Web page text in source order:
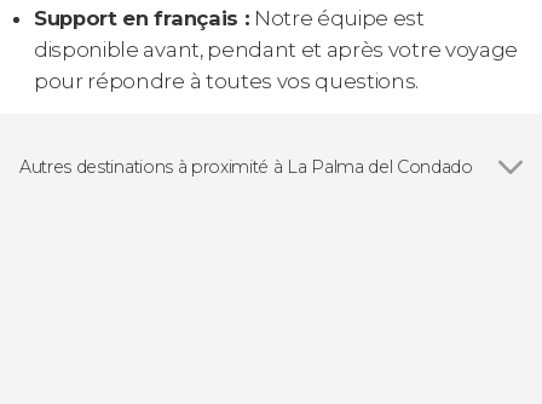
Support en français : Notre équipe est
disponible avant, pendant et après votre voyage
pour répondre à toutes vos questions.
Autres destinations à proximité à La Palma del Condado